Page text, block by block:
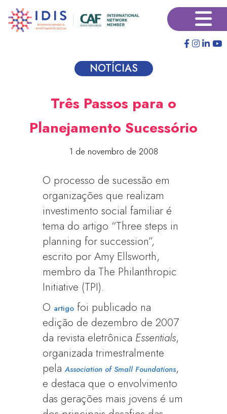
para
×
NOTÍCIAS
Três Passos para o
Planejamento Sucessório
1 de novembro de 2008
O processo de sucessão em
organizações que realizam
investimento social familiar é
tema do artigo “Three steps in
planning for succession”,
escrito por Amy Ellsworth,
membro da The Philanthropic
Initiative (TPI).
O artigo foi publicado na
edição de dezembro de 2007
da revista eletrônica Essentials,
organizada trimestralmente
pelaAssociation of Small Foundations,
e destaca que o envolvimento
das gerações mais jovens é um